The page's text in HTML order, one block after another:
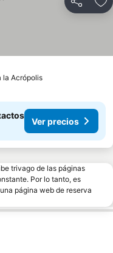
Compartir
la AcrópolisVer precios
Ver precios
trivago de las páginas
Por lo tanto, es
página web de reserva